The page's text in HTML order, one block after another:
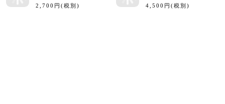
2,700 円 (税別) 4,500 円 (税別)